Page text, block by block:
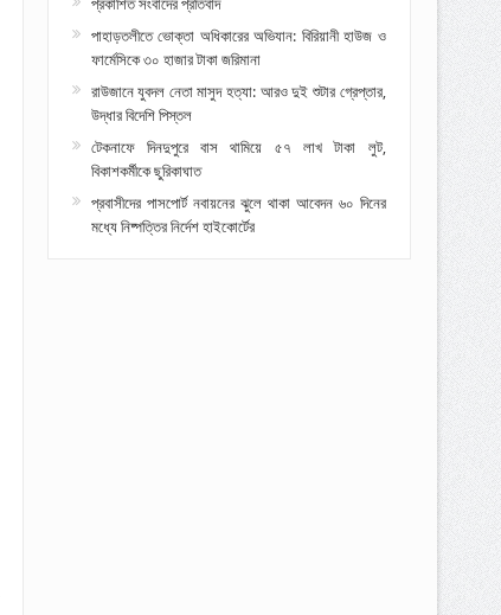
পাহাড়তলীতে ভোক্তা অধিকারের অভিযান: বিরিয়ানী হাউজ ও
ফার্মেসিকে ৩০ হাজার টাকা জরিমানা
রাউজানে যুবদল নেতা মাসুদ হত্যা: আরও দুই শুটার গ্রেপ্তার,
উদ্ধার বিদেশি পিস্তল
টেকনাফে দিনদুপুরে বাস থামিয়ে ৫৭ লাখ টাকা লুট,
বিকাশকর্মীকে ছুরিকাঘাত
প্রবাসীদের পাসপোর্ট নবায়নের ঝুলে থাকা আবেদন ৬০ দিনের
মধ্যে নিষ্পত্তির নির্দেশ হাইকোর্টের